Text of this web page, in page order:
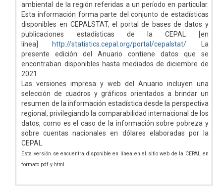
ambiental de la región referidas a un período en particular.
Esta información forma parte del conjunto de estadísticas
disponibles en CEPALSTAT, el portal de bases de datos y
publicaciones estadísticas de la CEPAL [en
línea]
http://statistics.cepal.org/portal/cepalstat/. La
presente edición del Anuario contiene datos que se
encontraban disponibles hasta mediados de diciembre de
2021.
Las versiones impresa y web del Anuario incluyen una
selección de cuadros y gráficos orientados a brindar un
resumen de la información estadística desde la perspectiva
regional, privilegiando la comparabilidad internacional de los
datos, como es el caso de la información sobre pobreza y
sobre cuentas nacionales en dólares elaboradas por la
CEPAL.
Esta versión se encuentra disponible en línea en el sitio web de la CEPAL en
formato pdf y html.